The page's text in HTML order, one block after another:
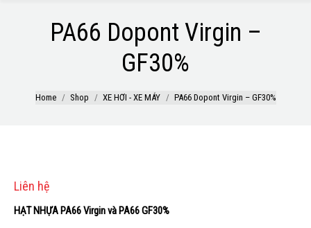
PA66 Dopont Virgin –
GF30%
Home Shop XE HƠI - XE MÁY PA66 Dopont Virgin – GF30%
Liên hệ
HẠT NHỰA PA66 Virgin và PA66 GF30%